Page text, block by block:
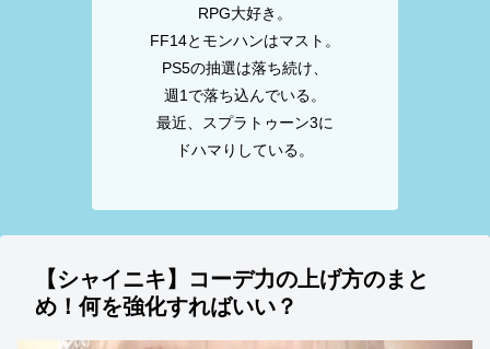
RPG大好き。
FF14とモンハンはマスト。
PS5の抽選は落ち続け、
週1で落ち込んでいる。
最近、スプラトゥーン3に
ドハマりしている。
【シャイニキ】コーデ力の上げ方のまと
め！何を強化すればいい？